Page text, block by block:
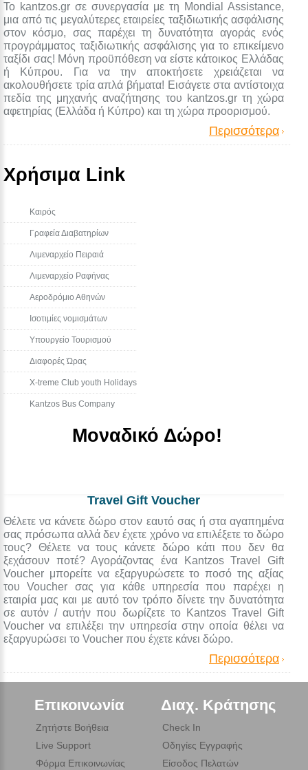
Το kantzos.gr σε συνεργασία με τη Mondial Assistance,
μια από τις μεγαλύτερες εταιρείες ταξιδιωτικής ασφάλισης
στον κόσμο, σας παρέχει τη δυνατότητα αγοράς ενός
προγράμματος ταξιδιωτικής ασφάλισης για το επικείμενο
ταξίδι σας! Μόνη προϋπόθεση να είστε κάτοικος Ελλάδας
ή Κύπρου. Για να την αποκτήσετε χρειάζεται να
ακολουθήσετε τρία απλά βήματα! Εισάγετε στα αντίστοιχα
πεδία της μηχανής αναζήτησης του kantzos.gr τη χώρα
αφετηρίας (Ελλάδα ή Κύπρο) και τη χώρα προορισμού.
Περισσότερα
Χρήσιμα Link
Καιρός
Γραφεία Διαβατηρίων
Λιμεναρχείο Πειραιά
Λιμεναρχείο Ραφήνας
Αεροδρόμιο Αθηνών
Ισοτιμίες νομισμάτων
Υπουργείο Τουρισμού
Διαφορές Ώρας
Χ-treme Club youth Holidays
Kantzos Bus Company
Μοναδικό Δώρο!
Travel Gift Voucher
Θέλετε να κάνετε δώρο στον εαυτό σας ή στα αγαπημένα
σας πρόσωπα αλλά δεν έχετε χρόνο να επιλέξετε το δώρο
τους? Θέλετε να τους κάνετε δώρο κάτι που δεν θα
ξεχάσουν ποτέ? Αγοράζοντας ένα Kantzos Travel Gift
Voucher μπορείτε να εξαργυρώσετε το ποσό της αξίας
του Voucher σας για κάθε υπηρεσία που παρέχει η
εταιρία μας και με αυτό τον τρόπο δίνετε την δυνατότητα
σε αυτόν / αυτήν που δωρίζετε το Kantzos Travel Gift
Voucher να επιλέξει την υπηρεσία στην οποία θέλει να
εξαργυρώσει το Voucher που έχετε κάνει δώρο.
Περισσότερα
Επικοινωνία
Ζητήστε Βοήθεια
Live Support
Φόρμα Επικοινωνίας
Διαχ. Κράτησης
Check In
Οδηγίες Εγγραφής
Είσοδος Πελατών